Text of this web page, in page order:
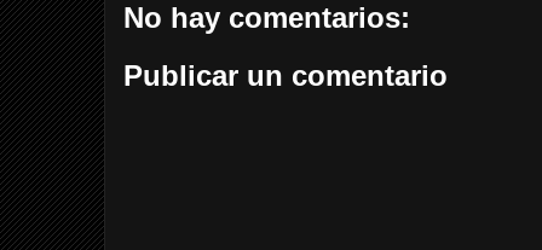
No hay comentarios:
Publicar un comentario